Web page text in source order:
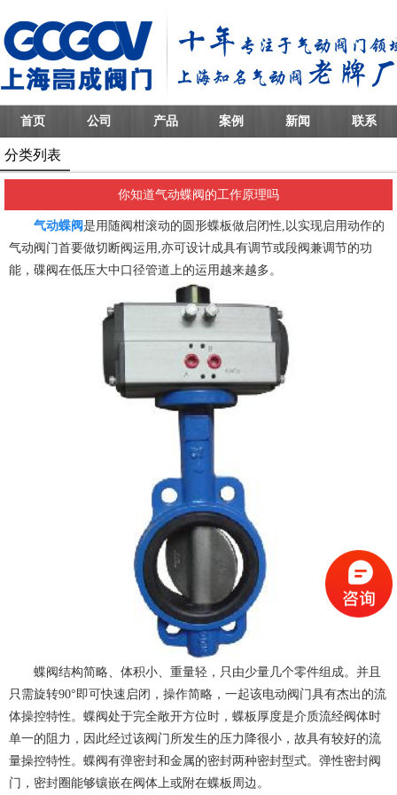
首页 公司 产品 案例 新闻 联系
分类列表
你知道气动蝶阀的工作原理吗
气动蝶阀是用随阀柑滚动的圆形蝶板做启闭性,以实现启用动作的
气动阀门首要做切断阀运用,亦可设计成具有调节或段阀兼调节的功
能，碟阀在低压大中口径管道上的运用越来越多。
蝶阀结构简略、体积小、重量轻，只由少量几个零件组成。并且
只需旋转90°即可快速启闭，操作简略，一起该电动阀门具有杰出的流
体操控特性。蝶阀处于完全敞开方位时，蝶板厚度是介质流经阀体时
单一的阻力，因此经过该阀门所发生的压力降很小，故具有较好的流
量操控特性。蝶阀有弹密封和金属的密封两种密封型式。弹性密封阀
门，密封圈能够镶嵌在阀体上或附在蝶板周边。